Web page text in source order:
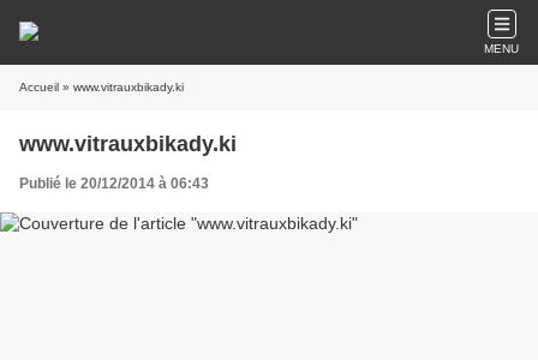
MENU
Accueil » www.vitrauxbikady.ki
www.vitrauxbikady.ki
Publié le 20/12/2014 à 06:43